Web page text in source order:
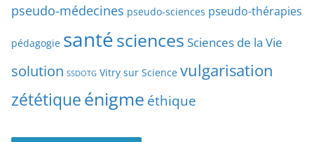
l
e
pseudo-médecines pseudo-sciences pseudo-thérapies
pédagogie santésciences Sciences de la Vie
solution SSDOTG Vitry sur Science vulgarisation
zététiqueénigme éthique